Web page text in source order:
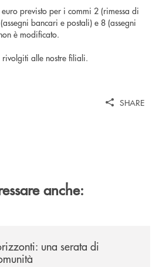
previsto per i commi 2 (rimessa di
bancari e postali) e 8 (assegni
è modificato.
alle nostre filiali.
SHARE
anche:
una serata di